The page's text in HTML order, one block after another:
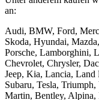
an:
Audi, BMW, Ford,
Skoda, Hyundai,
Porsche, Lamborghini,
Chevrolet, Chrysler,
Jeep, Kia, Lancia, Land
Subaru, Tesla,
Martin, Bentley, Alpina,